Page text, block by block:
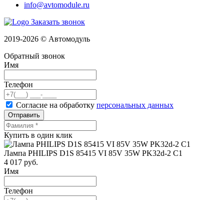
info@avtomodule.ru
Заказать звонок
2019-2026 © Автомодуль
Обратный звонок
Имя
Телефон
Согласие на обработку персональных данных
Отправить
Купить в один клик
Лампа PHILIPS D1S 85415 VI 85V 35W PK32d-2 C1
4 017 руб.
Имя
Телефон